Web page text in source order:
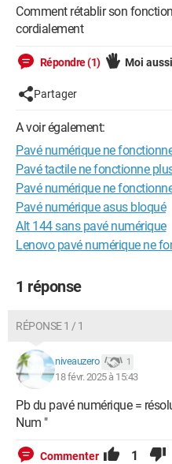
Comment rétablir son
cordialement
Répondre (1) Moi aussi
Partager
A voir également:
Pavé numérique ne
Pavé tactile ne fonctionne
Pavé numérique ne
Pavé numérique asus bloqué
Alt 144 sans pavé numérique
Lenovo pavé numérique ne
1 réponse
RÉPONSE 1 / 1
niveauzero 1
18 févr. 2025 à 15:43
Pb du pavé numérique =
Num "
Commenter 1